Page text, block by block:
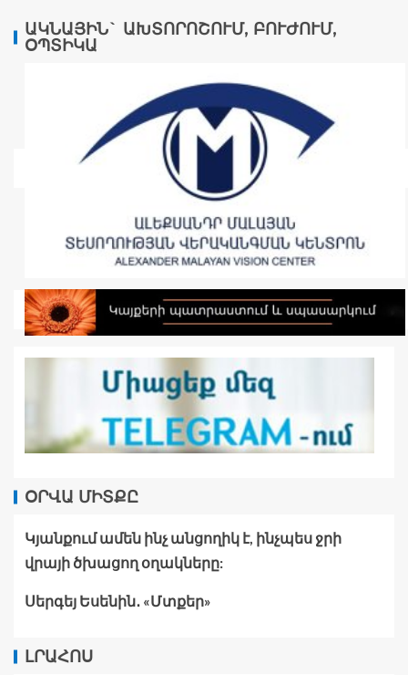
ԱԿՆԱՅԻՆ` ԱԽՏՈՐՈՇՈՒՄ, ԲՈՒԺՈՒՄ,
ՕՊՏԻԿԱ
ՕՐՎԱ ՄԻՏՔԸ
Կյանքում ամեն ինչ անցողիկ է, ինչպես ջրի
վրայի ծխացող օղակները:
Սերգեյ Եսենին․ «Մտքեր»
ԼՐԱՀՈՍ